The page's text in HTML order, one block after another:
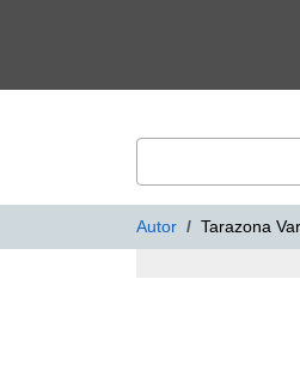
Autor Tarazona